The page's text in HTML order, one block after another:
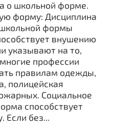
о школьной форме.
форму: Дисциплина
формы
внушению
указывают на то,
профессии
правилам одежды,
полицейская
Социальное
способствует
Если без...